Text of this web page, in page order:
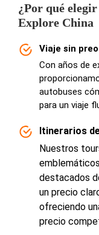
¿Por qué
Explore China
Viaje sin
Con años de
autobuses
para un viaje
Itinerarios
Nuestros
destacados
un precio
ofreciendo
precio